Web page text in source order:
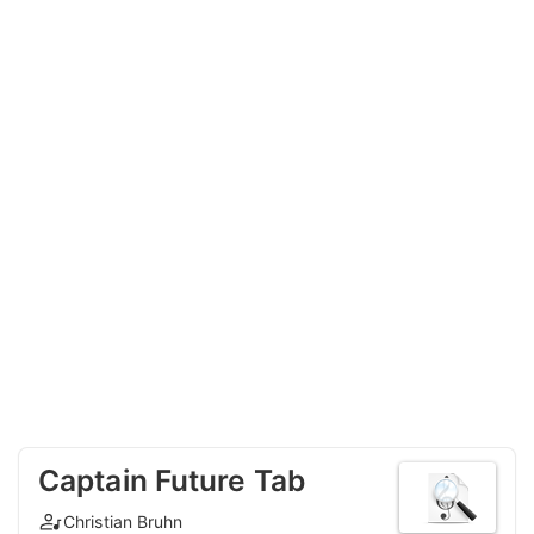
Captain Future Tab
Christian Bruhn